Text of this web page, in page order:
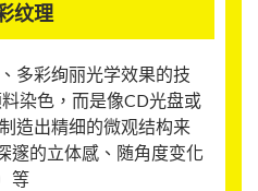
纹理
多彩绚丽光学效果的技
染色，而是像CD光盘或
造出精细的微观结构来
邃的立体感、随角度变化
等